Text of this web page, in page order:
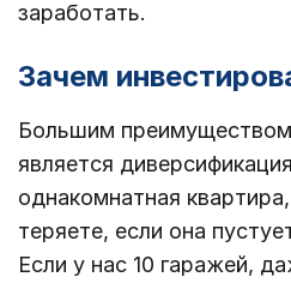
заработать.
Зачем
Большим
является
однакомнатная
теряете, если она
Если у нас 10 гаражей,